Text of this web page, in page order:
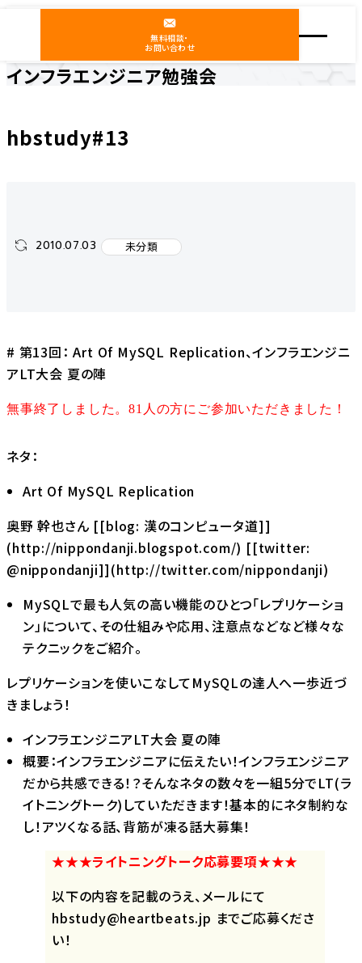
無料相談・
お問い合わせ
インフラエンジニア勉強会
hbstudy#13
2010.07.03 未分類
# 第13回： Art Of MySQL Replication、インフラエンジニ
アLT大会 夏の陣
無事終了しました。81人の方にご参加いただきました！
ネタ：
Art Of MySQL Replication
奥野 幹也さん [[blog: 漢のコンピュータ道]]
(http://nippondanji.blogspot.com/) [[twitter:
@nippondanji]](http://twitter.com/nippondanji)
MySQLで最も人気の高い機能のひとつ「レプリケーショ
ン」について、その仕組みや応用、注意点などなど様々な
テクニックをご紹介。
レプリケーションを使いこなしてMySQLの達人へ一歩近づ
きましょう！
インフラエンジニアLT大会 夏の陣
概要：インフラエンジニアに伝えたい！インフラエンジニア
だから共感できる！？そんなネタの数々を一組5分でLT(ラ
イトニングトーク)していただきます！基本的にネタ制約な
し！アツくなる話、背筋が凍る話大募集！
★★★ライトニングトーク応募要項★★★
以下の内容を記載のうえ、メールにて
hbstudy@heartbeats.jp までご応募くださ
い！